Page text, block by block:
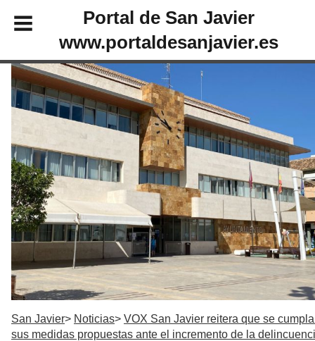
Portal de San Javier
www.portaldesanjavier.es
San Javier Noticias
VOX San Javier reitera que se
sus medidas propuestas ante el incremento de la